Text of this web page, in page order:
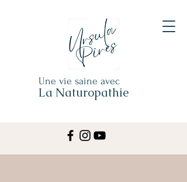
Une vie saine avec
La Naturopathie